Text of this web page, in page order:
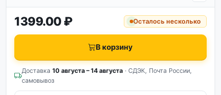
1399.00 ₽ Осталось несколько
В корзину
Доставка 10 августа – 14 августа · СДЭК, Почта России,
самовывоз